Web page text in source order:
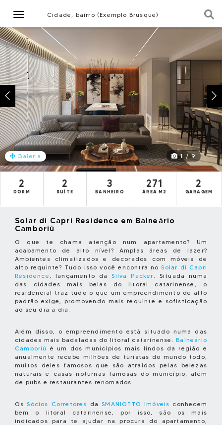
NavegaçãoCidade, bairro (Exemplo Brusque)
Galeria 1 / 9
2
DORM
2
SUÍTE
3
BANHEIRO
271
ÁREA M2
2
GARAGEM
Solar di Capri Residence em Balneário
Camboriú
O que te chama atenção num apartamento? Um
acabamento de alto nível? Amplas áreas de lazer?
Ambientes climatizados e decorados com móveis de
alto requinte? Tudo isso você encontra noSolar di Capri
Residence , lançamento daSilva Packer . Situada numa
das cidades mais belas do litoral catarinense, o
residencial traz tudo o que um empreendimento de alto
padrão exige, promovendo mais requinte e sofisticação
ao seu dia a dia.
Além disso, o empreendimento está situado numa das
cidades mais badaladas do litoral catarinense.Balneário
Camboriú é um dos municípios mais lindos da região e
anualmente recebe milhões de turistas do mundo todo,
muitos deles famosos que são atraídos pelas belezas
naturais e casas noturnas famosas do município, além
de pubs e restaurantes renomados.
OsSócios Corretores daSMANIOTTO Imóveis conhecem
bem o litoral catarinense, por isso, são os mais
indicados para te ajudar na procura do apartamento,